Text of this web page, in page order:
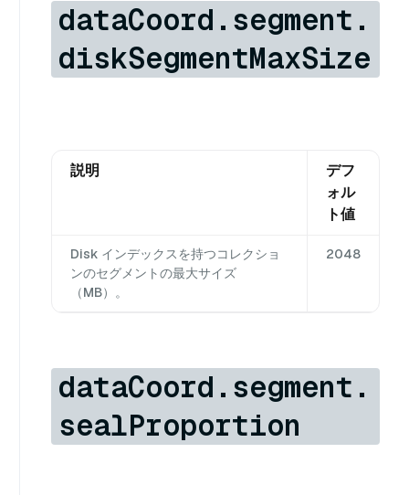
dataCoord.segment.
diskSegmentMaxSize
説明
デフ
ォル
ト値
Disk インデックスを持つコレクショ
ンのセグメントの最大サイズ
（MB）。
2048
dataCoord.segment.
sealProportion